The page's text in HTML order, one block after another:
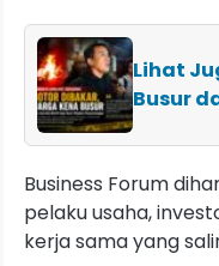
Lihat
Busur
Business Forum
pelaku usaha,
kerja sama yang